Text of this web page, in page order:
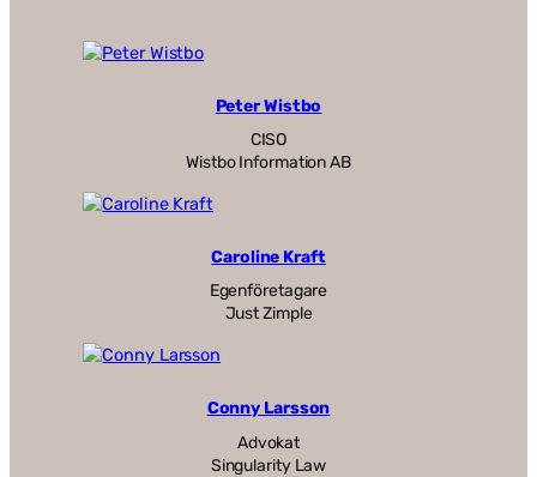
Peter Wistbo
CISO
Wistbo Information AB
Caroline Kraft
Egenföretagare
Just Zimple
Conny Larsson
Advokat
Singularity Law